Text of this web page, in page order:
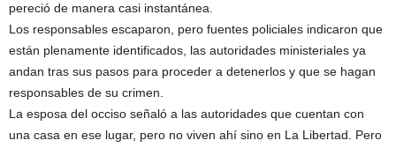
pereció de manera casi instantánea.
Los responsables escaparon, pero fuentes policiales indicaron que
están plenamente identificados, las autoridades ministeriales ya
andan tras sus pasos para proceder a detenerlos y que se hagan
responsables de su crimen.
La esposa del occiso señaló a las autoridades que cuentan con
una casa en ese lugar, pero no viven ahí sino en La Libertad. Pero